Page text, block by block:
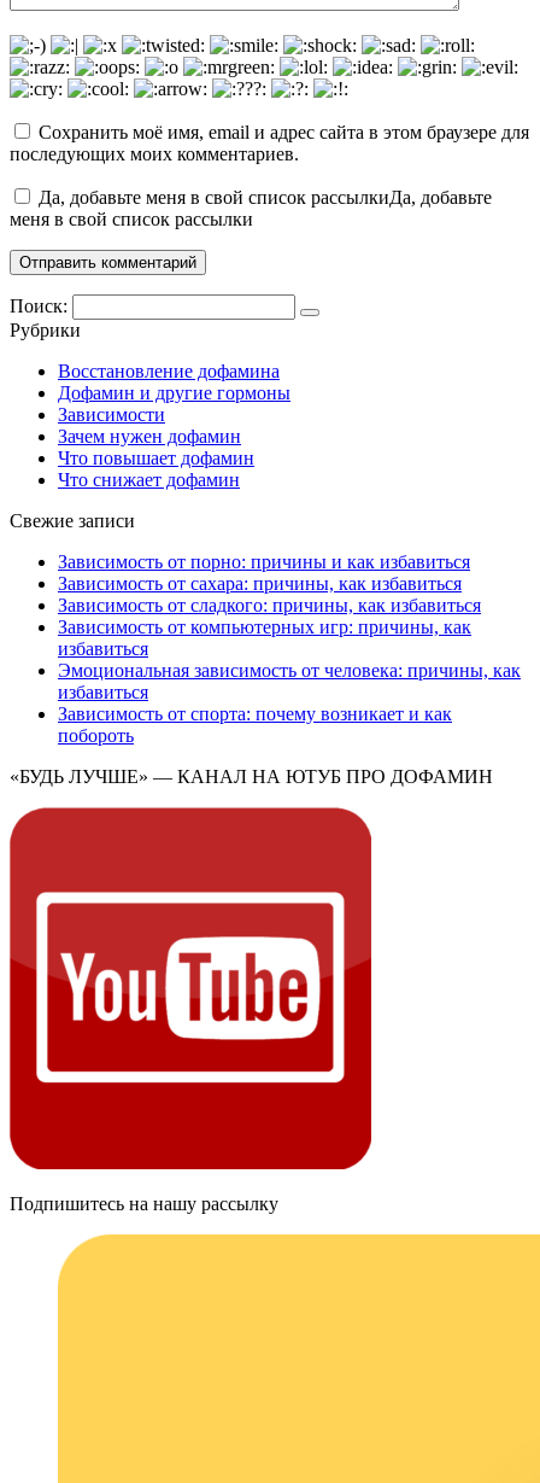
Сохранить моё имя, email и адрес сайта в этом браузере для
последующих моих комментариев.
Да, добавьте меня в свой список рассылкиДа, добавьте
меня в свой список рассылки
Поиск:
Рубрики
Восстановление дофамина
Дофамин и другие гормоны
Зависимости
Зачем нужен дофамин
Что повышает дофамин
Что снижает дофамин
Свежие записи
Зависимость от порно: причины и как избавиться
Зависимость от сахара: причины, как избавиться
Зависимость от сладкого: причины, как избавиться
Зависимость от компьютерных игр: причины, как
избавиться
Эмоциональная зависимость от человека: причины, как
избавиться
Зависимость от спорта: почему возникает и как
побороть
«БУДЬ ЛУЧШЕ» — КАНАЛ НА ЮТУБ ПРО ДОФАМИН
Подпишитесь на нашу рассылку